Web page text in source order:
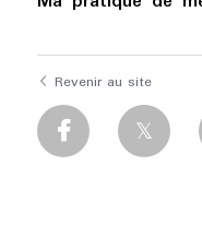
Revenir au site